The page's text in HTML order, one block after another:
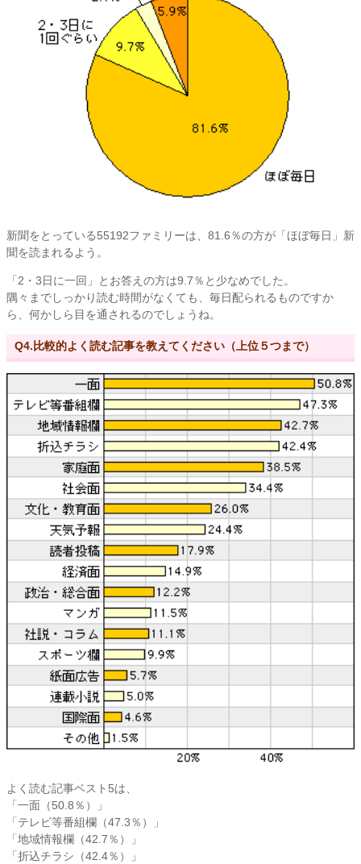
新聞をとっている55192ファミリーは、81.6％の方が「ほぼ毎日」新
聞を読まれるよう。
「2・3日に一回」とお答えの方は9.7％と少なめでした。
隅々までしっかり読む時間がなくても、毎日配られるものですか
ら、何かしら目を通されるのでしょうね。
Q4.比較的よく読む記事を教えてください（上位５つまで）
よく読む記事ベスト5は、
「一面（50.8％）」
「テレビ等番組欄（47.3％）」
「地域情報欄（42.7％）」
「折込チラシ（42.4％）」